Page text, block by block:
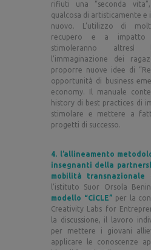
rifiuti una “seconda
qualcosa di artisticamente
nuovo. L’utilizzo di
recupero e a impatto
stimoleranno
l’immaginazione dei
proporre nuove idee di
opportunità di business
economy. Il manuale
history di best practices di
stimolare e mettere a
progetti di successo.
4.
l’allineamento
insegnanti della
mobilità transnazionale
l’istituto Suor Orsola
modello “CiCLE” per la
Creativity Labs for
la discussione, il lavoro
per mettere i giovani
applicare le conoscenze